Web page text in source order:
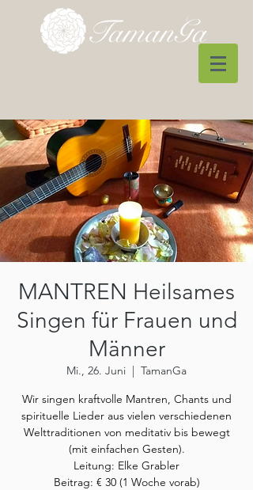
MANTREN Heilsames
Singen für Frauen und
Männer
Mi., 26. Juni
  |
TamanGa
Wir singen kraftvolle Mantren, Chants und
spirituelle Lieder aus vielen verschiedenen
Welttraditionen von meditativ bis bewegt
(mit einfachen Gesten).
Leitung: Elke Grabler
Beitrag: € 30 (1 Woche vorab)